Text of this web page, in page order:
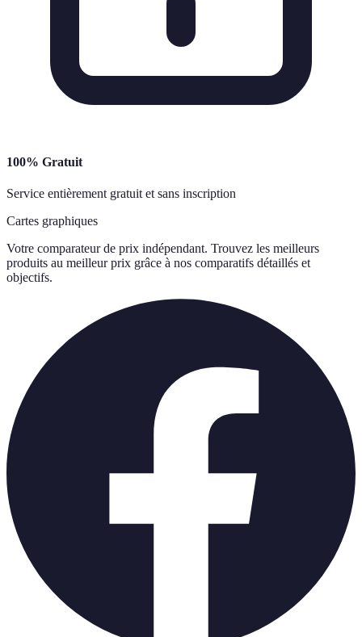
100% Gratuit
Service entièrement gratuit et sans inscription
Cartes graphiques
Votre comparateur de prix indépendant. Trouvez les meilleurs
produits au meilleur prix grâce à nos comparatifs détaillés et
objectifs.